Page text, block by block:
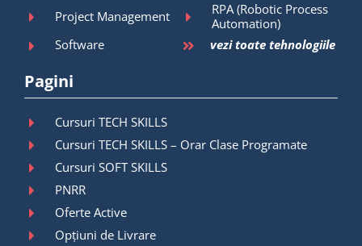
Project Management
RPA (Robotic Process
Automation)
Software
vezi toate tehnologiile
Pagini
Cursuri TECH SKILLS
Cursuri TECH SKILLS – Orar Clase Programate
Cursuri SOFT SKILLS
PNRR
Oferte Active
Opțiuni de Livrare